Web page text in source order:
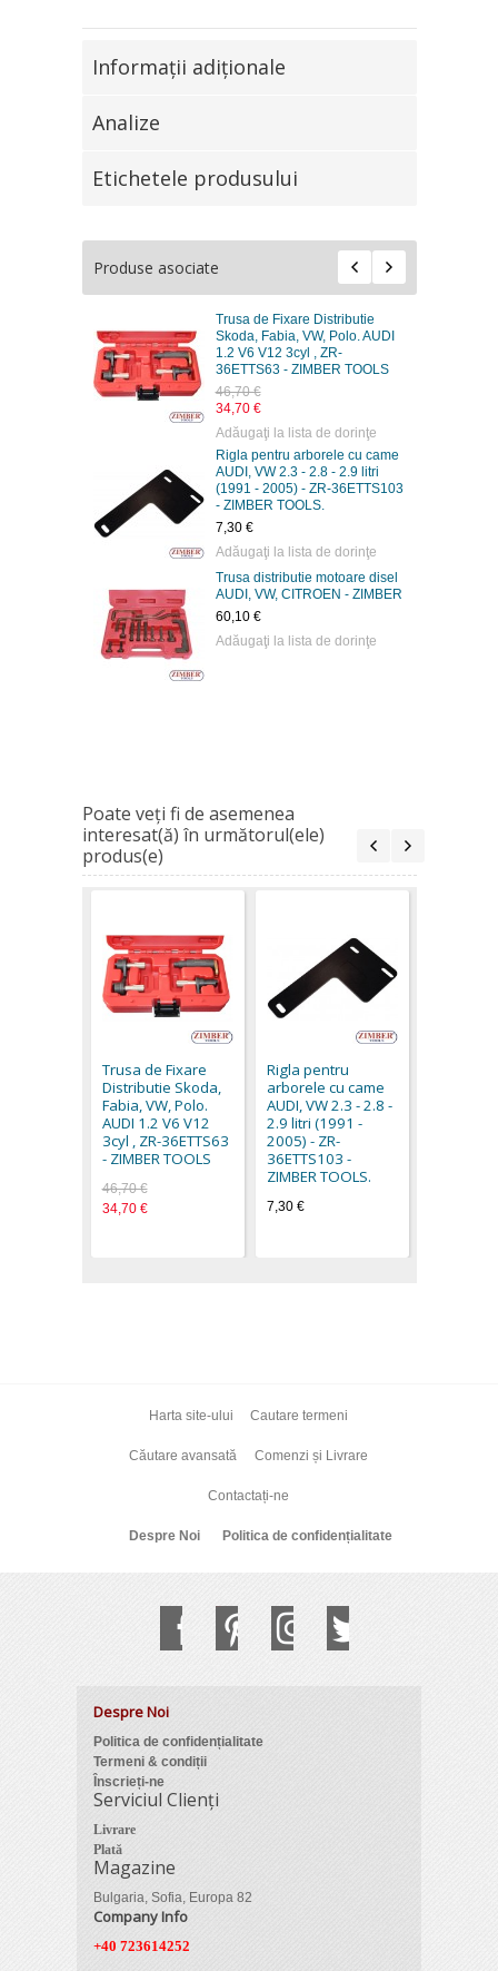
Informaţii adiţionale
Analize
Etichetele produsului
Produse asociate
Trusa de Fixare Distributie
Skoda, Fabia, VW, Polo. AUDI
1.2 V6 V12 3cyl , ZR-
36ETTS63 - ZIMBER TOOLS
46,70 €
34,70 €
Adăugaţi la lista de dorinţe
Rigla pentru arborele cu came
AUDI, VW 2.3 - 2.8 - 2.9 litri
(1991 - 2005) - ZR-36ETTS103
- ZIMBER TOOLS.
7,30 €
Adăugaţi la lista de dorinţe
Trusa distributie motoare disel
AUDI, VW, CITROEN - ZIMBER
60,10 €
Adăugaţi la lista de dorinţe
Poate veţi fi de asemenea
interesat(ă) în următorul(ele)
produs(e)
Trusa de Fixare
Distributie Skoda,
Fabia, VW, Polo.
AUDI 1.2 V6 V12
3cyl , ZR-36ETTS63
- ZIMBER TOOLS
46,70 €
34,70 €
Rigla pentru
arborele cu came
AUDI, VW 2.3 - 2.8 -
2.9 litri (1991 -
2005) - ZR-
36ETTS103 -
ZIMBER TOOLS.
7,30 €
Harta site-ului Cautare termeni
Căutare avansată Comenzi și Livrare
Contactați-ne
Despre Noi Politica de confidențialitate
Despre Noi
Politica de confidențialitate
Termeni & condiții
Înscrieți-ne
Serviciul Clienți
Livrare
Plată
Magazine
Bulgaria, Sofia, Europa 82
Company Info
+40 723614252